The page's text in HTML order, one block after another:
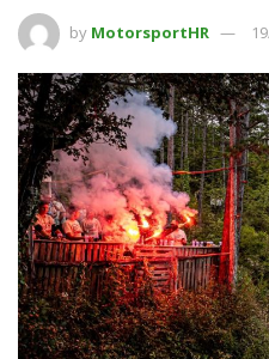
by MotorsportHR